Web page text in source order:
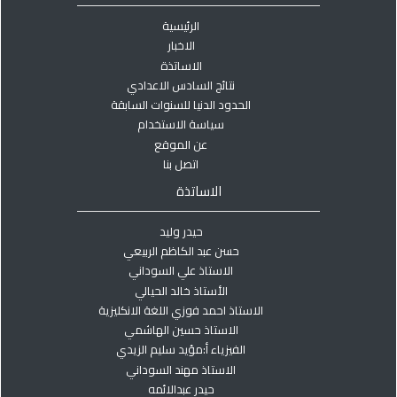
الرئيسية
الاخبار
الاساتذة
نتائج السادس الاعدادي
الحدود الدنيا للسنوات السابقة
سياسة الاستخدام
عن الموقع
اتصل بنا
الاساتذة
حيدر وليد
حسن عبد الكاظم الربيعي
الاستاذ علي السوداني
الأستاذ خالد الحيالي
الاستاذ احمد فوزي اللغة الانكليزية
الاستاذ حسين الهاشمي
الفيزياء أ:مؤيد سليم الزيدي
الاستاذ مهند السوداني
حيدر عبدالائمه